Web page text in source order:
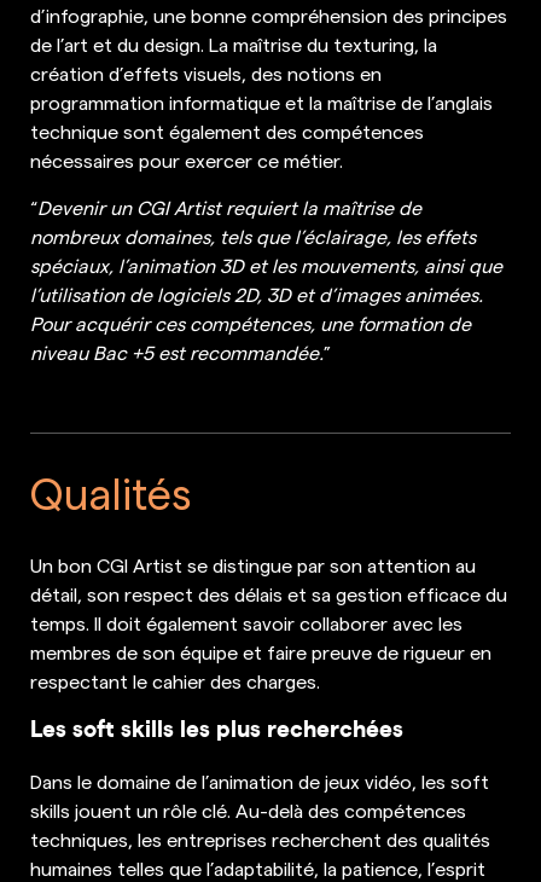
d’infographie, une bonne compréhension des principes
de l’art et du design. La maîtrise du texturing, la
création d’effets visuels, des notions en
programmation informatique et la maîtrise de l’anglais
technique sont également des compétences
nécessaires pour exercer ce métier.
“Devenir un CGI Artist requiert la maîtrise de
nombreux domaines, tels que l’éclairage, les effets
spéciaux, l’animation 3D et les mouvements, ainsi que
l’utilisation de logiciels 2D, 3D et d’images animées.
Pour acquérir ces compétences, une formation de
niveau Bac +5 est recommandée.”
Qualités
Un bon CGI Artist se distingue par son attention au
détail, son respect des délais et sa gestion efficace du
temps. Il doit également savoir collaborer avec les
membres de son équipe et faire preuve de rigueur en
respectant le cahier des charges.
Les soft skills les plus recherchées
Dans le domaine de l’animation de jeux vidéo, les soft
skills jouent un rôle clé. Au-delà des compétences
techniques, les entreprises recherchent des qualités
humaines telles que l’adaptabilité, la patience, l’esprit